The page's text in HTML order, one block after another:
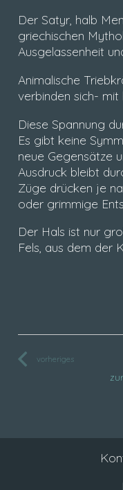
Der Satyr, halb
griechischen
Ausgelassenheit
Animalische
verbinden sich- mit
Diese Spannung
Es gibt keine
neue Gegensätze
Ausdruck bleibt
Züge drücken je
oder grimmige
Der Hals ist nur
Fels, aus dem der
vorheriges